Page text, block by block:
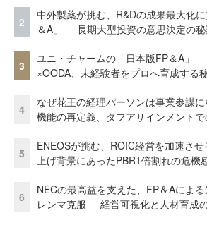
2
中外製薬が挑む、R&Dの成果最大化
＆A」──長期大型投資の意思決定の
3
ユニ・チャームの「日本版FP＆A」
×OODA、未経験者をプロへ育成する
4
なぜ花王の経理パーソンは事業参謀
機能の再定義、タフアサインメント
5
ENEOSが挑む、ROIC経営を加速さ
上げ背景にあったPBR1倍割れの危機
6
NECの最高益を支えた、FP＆Aによ
レンマ克服──経営可視化と人材育成